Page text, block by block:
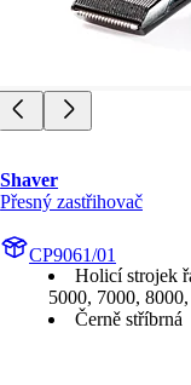
Shaver
Přesný zastřihovač
CP9061/01
Holicí strojek
5000, 7000,
Černě stříbrná